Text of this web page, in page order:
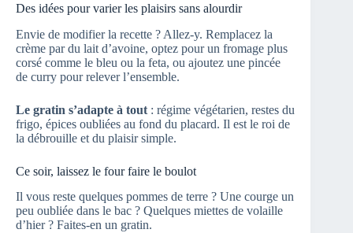
Des idées pour varier les plaisirs sans alourdir
Envie de modifier la recette ? Allez-y. Remplacez la
crème par du lait d’avoine, optez pour un fromage plus
corsé comme le bleu ou la feta, ou ajoutez une pincée
de curry pour relever l’ensemble.
Le gratin s’adapte à tout : régime végétarien, restes du
frigo, épices oubliées au fond du placard. Il est le roi de
la débrouille et du plaisir simple.
Ce soir, laissez le four faire le boulot
Il vous reste quelques pommes de terre ? Une courge un
peu oubliée dans le bac ? Quelques miettes de volaille
d’hier ? Faites-en un gratin.